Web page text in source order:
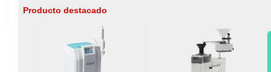
Producto destacado